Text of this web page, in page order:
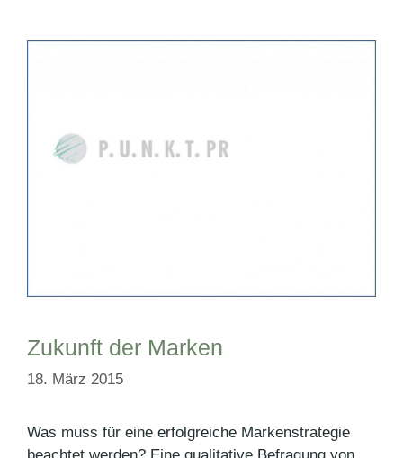
Zukunft der Marken
18. März 2015
Was muss für eine erfolgreiche Markenstrategie